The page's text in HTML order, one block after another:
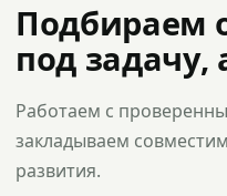
Подбираем
под задачу,
Работаем с
закладываем
развития.